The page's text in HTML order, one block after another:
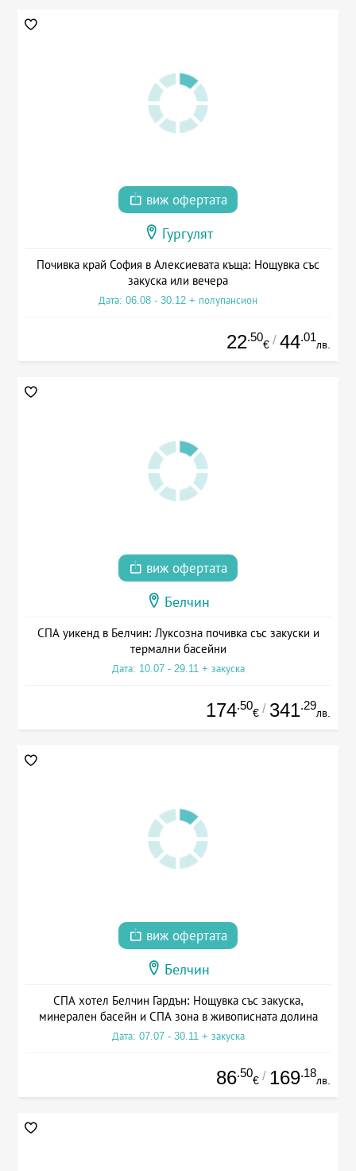
виж офертата
Гургулят
Почивка край София в Алексиевата къща: Нощувка със
закуска или вечера
Дата: 06.08 - 30.12 + полупансион
22.50
€ / 44.01
лв.
виж офертата
Белчин
СПА уикенд в Белчин: Луксозна почивка със закуски и
термални басейни
Дата: 10.07 - 29.11 + закуска
174.50
€ / 341.29
лв.
виж офертата
Белчин
СПА хотел Белчин Гардън: Нощувка със закуска,
минерален басейн и СПА зона в живописната долина
Дата: 07.07 - 30.11 + закуска
86.50
€ / 169.18
лв.